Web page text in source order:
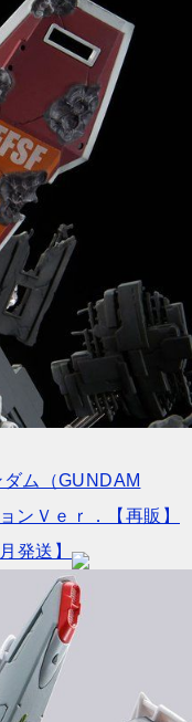
ム（GUNDAM
ンＶｅｒ．【再販】
発送】